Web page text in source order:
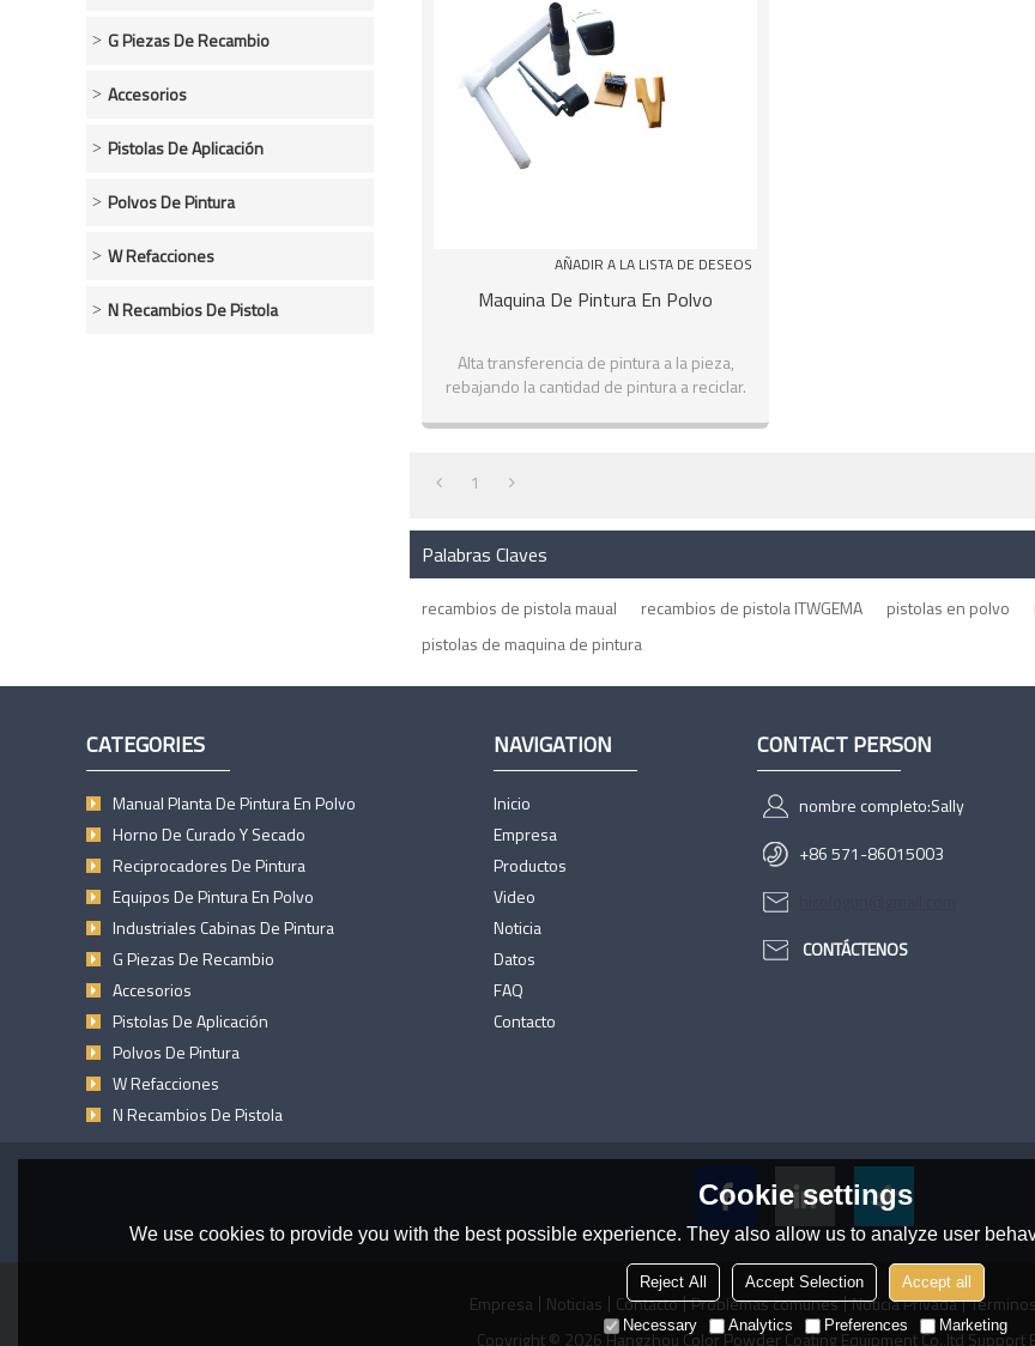
G Piezas De Recambio
Accesorios
Pistolas De Aplicación
Polvos De Pintura
W Refacciones
N Recambios De Pistola
AÑADIR A LA LISTA DE DESEOS
Maquina De Pintura En Polvo
Alta transferencia de pintura a la pieza,
rebajando la cantidad de pintura a reciclar.
1
Palabras Claves
recambios de pistola maual recambios de pistola ITWGEMA pistolas en polvo
pistolas de maquina de pintura
CATEGORIES
Manual Planta De Pintura En Polvo
Horno De Curado Y Secado
Reciprocadores De Pintura
Equipos De Pintura En Polvo
Industriales Cabinas De Pintura
G Piezas De Recambio
Accesorios
Pistolas De Aplicación
Polvos De Pintura
W Refacciones
N Recambios De Pistola
NAVIGATION
Inicio
Empresa
Productos
Video
Noticia
Datos
FAQ
Contacto
CONTACT PERSON
nombre completo:Sally
+86 571-86015003
CONTÁCTENOS
Empresa Noticias Contacto Problemas comunes Noticia Privada
Copyright © 2026Hangzhou Color Powder Coating Equipment Co.,ltd Support
Cookie settings
We use cookies to provide you with the best possible experience. They also allow us to analyze user
Reject All Accept Selection Accept all
Necessary Analytics Preferences Marketing